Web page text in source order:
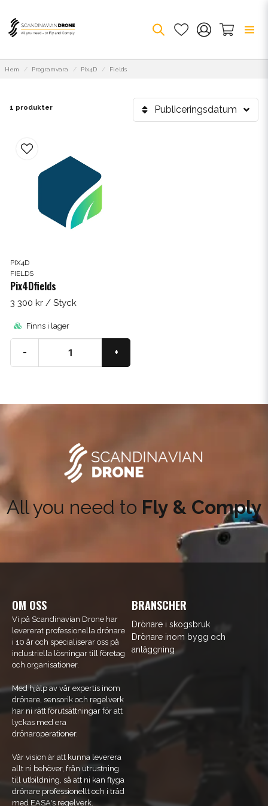
Hem Programvara Pix4D Fields
1 produkter Publiceringsdatum
PIX4D
FIELDS
Pix4Dfields
3 300 kr / Styck
Finns i lager
- +
All you need to Fly & Comply
OM OSS
Vi på Scandinavian Drone har
levererat professionella drönare
i 10 år och specialiserar oss på
industriella lösningar till företag
och organisationer.
Med hjälp av vår expertis inom
drönare, sensorik och regelverk
har ni rätt förutsättningar för att
lyckas med era
drönaroperationer.
Vår vision är att kunna leverera
allt ni behöver, från utrustning
till utbildning, så att ni kan flyga
drönare professionellt och i tråd
med EASA's regelverk.
BRANSCHER
Drönare i skogsbruk
Drönare inom bygg och
anläggning